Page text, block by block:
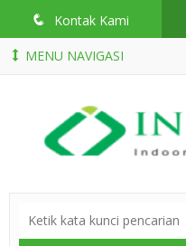
q Kontak Kami
MENU NAVIGASI